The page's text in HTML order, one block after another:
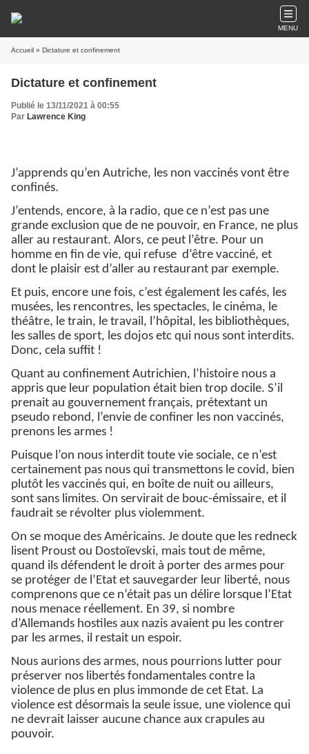
MENU
Accueil » Dictature et confinement
Dictature et confinement
Publié le 13/11/2021 à 00:55
Par Lawrence King
J’apprends qu’en Autriche, les non vaccinés vont être
confinés.
J’entends, encore, à la radio, que ce n’est pas une
grande exclusion que de ne pouvoir, en France, ne plus
aller au restaurant. Alors, ce peut l’être. Pour un
homme en fin de vie, qui refuse d’être vacciné, et
dont le plaisir est d’aller au restaurant par exemple.
Et puis, encore une fois, c’est également les cafés, les
musées, les rencontres, les spectacles, le cinéma, le
théâtre, le train, le travail, l’hôpital, les bibliothèques,
les salles de sport, les dojos etc qui nous sont interdits.
Donc, cela suffit !
Quant au confinement Autrichien, l’histoire nous a
appris que leur population était bien trop docile. S’il
prenait au gouvernement français, prétextant un
pseudo rebond, l’envie de confiner les non vaccinés,
prenons les armes !
Puisque l’on nous interdit toute vie sociale, ce n’est
certainement pas nous qui transmettons le covid, bien
plutôt les vaccinés qui, en boîte de nuit ou ailleurs,
sont sans limites. On servirait de bouc-émissaire, et il
faudrait se révolter plus violemment.
On se moque des Américains. Je doute que les redneck
lisent Proust ou Dostoïevski, mais tout de même,
quand ils défendent le droit à porter des armes pour
se protéger de l’Etat et sauvegarder leur liberté, nous
comprenons que ce n’était pas un délire lorsque l’Etat
nous menace réellement. En 39, si nombre
d’Allemands hostiles aux nazis avaient pu les contrer
par les armes, il restait un espoir.
Nous aurions des armes, nous pourrions lutter pour
préserver nos libertés fondamentales contre la
violence de plus en plus immonde de cet Etat. La
violence est désormais la seule issue, une violence qui
ne devrait laisser aucune chance aux crapules au
pouvoir.